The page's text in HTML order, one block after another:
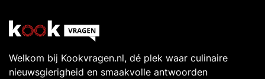
Welkom bij Kookvragen.nl, dé plek waar culinaire
nieuwsgierigheid en smaakvolle antwoorden